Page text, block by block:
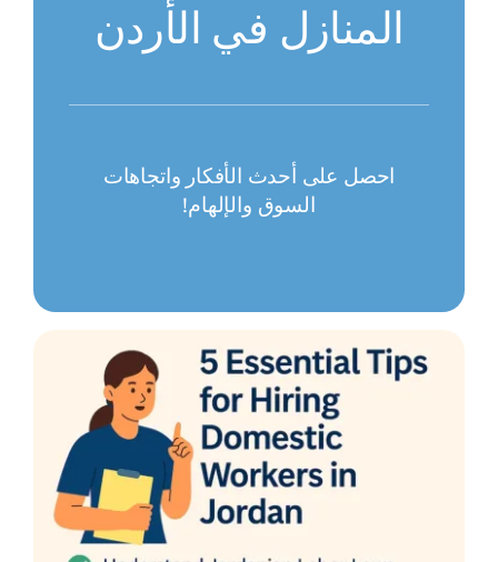
المنازل في الأردن
احصل على أحدث الأفكار واتجاهات
السوق والإلهام!